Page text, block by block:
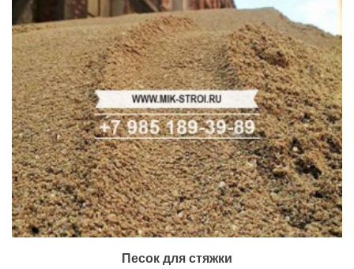
Песок для стяжки